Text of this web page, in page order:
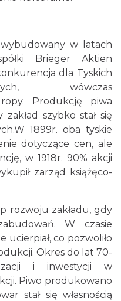
w latach
Brieger Aktien
dla Tyskich
wówczas
Produkcję piwa
szybko stał się
1899r. oba tyskie
dotyczące cen, ale
w 1918r. 90% akcji
zarząd książęco-
rozwoju zakładu, gdy
W czasie
ucierpiał, co pozwoliło
Okres do lat 70-
i inwestycji w
Piwo produkowano
stał się własnością